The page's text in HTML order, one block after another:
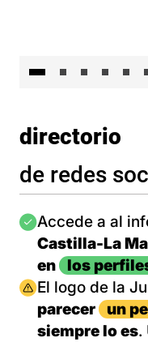
directorio
de redes
Imagen
Accede a al
Castilla-La
en
los
Imagen
El logo de la
parecer
un
siempre lo es.